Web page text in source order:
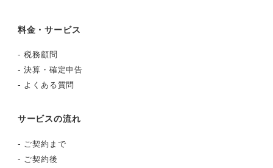
料金・サービス
-税務顧問
-決算・確定申告
- よくある質問
サービスの流れ
- ご契約まで
- ご契約後